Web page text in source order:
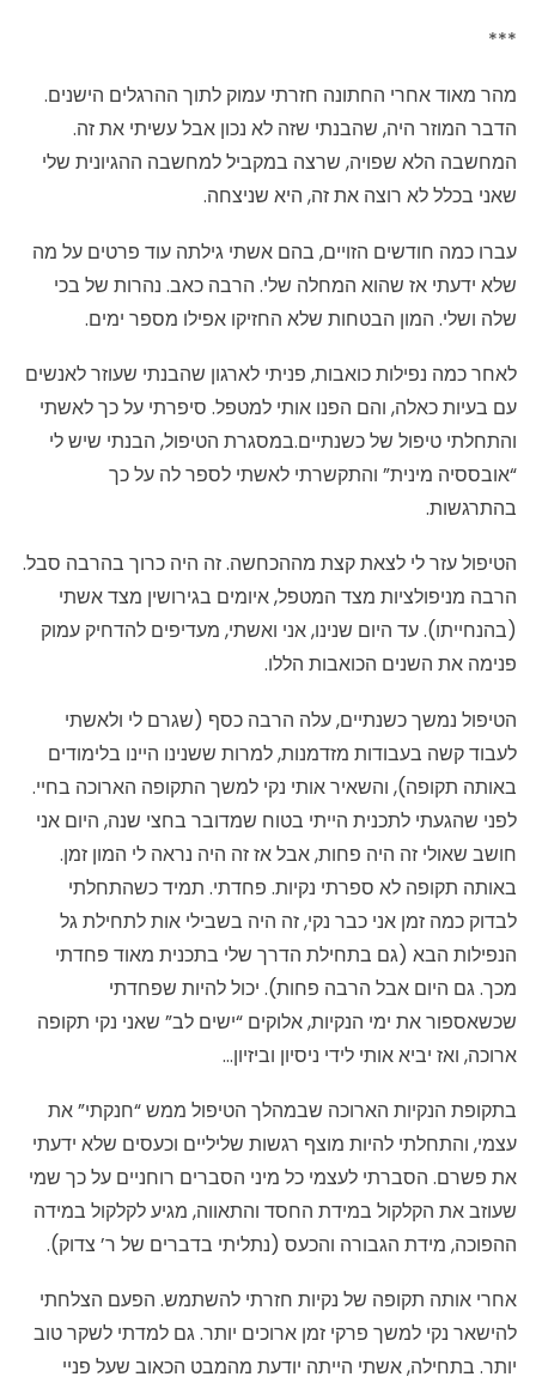
***
מהר מאוד אחרי החתונה חזרתי עמוק לתוך ההרגלים הישנים.
הדבר המוזר היה, שהבנתי שזה לא נכון אבל עשיתי את זה.
המחשבה הלא שפויה, שרצה במקביל למחשבה ההגיונית שלי
שאני בכלל לא רוצה את זה, היא שניצחה.
עברו כמה חודשים הזויים, בהם אשתי גילתה עוד פרטים על מה
שלא ידעתי אז שהוא המחלה שלי. הרבה כאב. נהרות של בכי
שלה ושלי. המון הבטחות שלא החזיקו אפילו מספר ימים.
לאחר כמה נפילות כואבות, פניתי לארגון שהבנתי שעוזר לאנשים
עם בעיות כאלה, והם הפנו אותי למטפל. סיפרתי על כך לאשתי
והתחלתי טיפול של כשנתיים.במסגרת הטיפול, הבנתי שיש לי
“אובססיה מינית” והתקשרתי לאשתי לספר לה על כך
בהתרגשות.
הטיפול עזר לי לצאת קצת מההכחשה. זה היה כרוך בהרבה סבל.
הרבה מניפולציות מצד המטפל, איומים בגירושין מצד אשתי
(בהנחייתו). עד היום שנינו, אני ואשתי, מעדיפים להדחיק עמוק
פנימה את השנים הכואבות הללו.
הטיפול נמשך כשנתיים, עלה הרבה כסף (שגרם לי ולאשתי
לעבוד קשה בעבודות מזדמנות, למרות ששנינו היינו בלימודים
באותה תקופה), והשאיר אותי נקי למשך התקופה הארוכה בחיי.
לפני שהגעתי לתכנית הייתי בטוח שמדובר בחצי שנה, היום אני
חושב שאולי זה היה פחות, אבל אז זה היה נראה לי המון זמן.
באותה תקופה לא ספרתי נקיות. פחדתי. תמיד כשהתחלתי
לבדוק כמה זמן אני כבר נקי, זה היה בשבילי אות לתחילת גל
הנפילות הבא (גם בתחילת הדרך שלי בתכנית מאוד פחדתי
מכך. גם היום אבל הרבה פחות). יכול להיות שפחדתי
שכשאספור את ימי הנקיות, אלוקים “ישים לב” שאני נקי תקופה
ארוכה, ואז יביא אותי לידי ניסיון וביזיון…
בתקופת הנקיות הארוכה שבמהלך הטיפול ממש “חנקתי” את
עצמי, והתחלתי להיות מוצף רגשות שליליים וכעסים שלא ידעתי
את פשרם. הסברתי לעצמי כל מיני הסברים רוחניים על כך שמי
שעוזב את הקלקול במידת החסד והתאווה, מגיע לקלקול במידה
ההפוכה, מידת הגבורה והכעס (נתליתי בדברים של ר’ צדוק).
אחרי אותה תקופה של נקיות חזרתי להשתמש. הפעם הצלחתי
להישאר נקי למשך פרקי זמן ארוכים יותר. גם למדתי לשקר טוב
יותר. בתחילה, אשתי הייתה יודעת מהמבט הכאוב שעל פניי